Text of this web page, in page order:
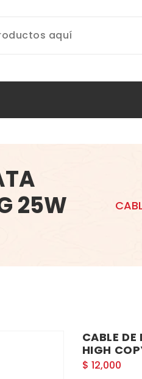
25W
CABLE
HIGH
$ 12,000